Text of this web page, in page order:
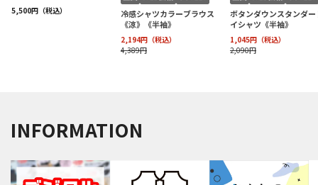
INFORMATION